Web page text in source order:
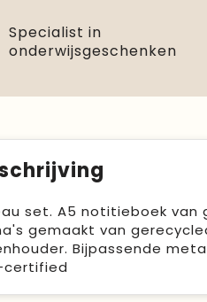
Specialist in
onderwijsgeschenken
set. A5 notitieboek van
gemaakt van
Bijpassende
certified